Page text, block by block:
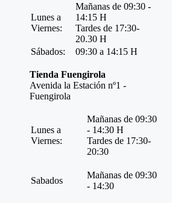
Lunes a
Viernes:
Mañanas de 09:30 -
14:15 H
Tardes de 17:30-
20.30 H
Sábados:
09:30 a 14:15 H
Tienda Fuengirola
Avenida la Estación nº1 -
Fuengirola
Lunes a
Viernes:
Mañanas de 09:30
- 14:30 H
Tardes de 17:30-
20:30
Sabados
Mañanas de 09:30
- 14:30